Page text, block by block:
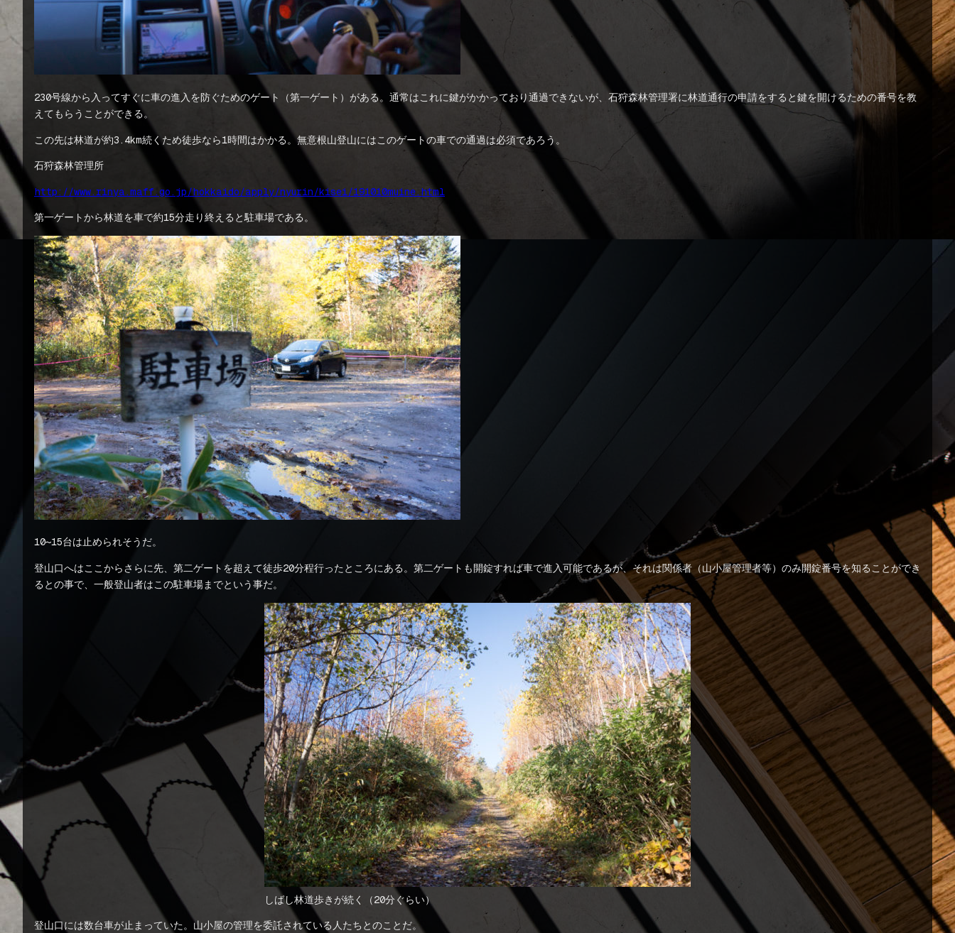
230号線から入ってすぐに車の進入を防ぐためのゲート（第一ゲート）がある。通常はこれに鍵がかかっており通過できないが、石狩森林管理署に林道通行の申請をすると鍵を開けるための番号を教
えてもらうことができる。
この先は林道が約3.4km続くため徒歩なら1時間はかかる。無意根山登山にはこのゲートの車での通過は必須であろう。
石狩森林管理所
http://www.rinya.maff.go.jp/hokkaido/apply/nyurin/kisei/191010muine.html
第一ゲートから林道を車で約15分走り終えると駐車場である。
10〜15台は止められそうだ。
登山口へはここからさらに先、第二ゲートを超えて徒歩20分程行ったところにある。第二ゲートも開錠すれば車で進入可能であるが、それは関係者（山小屋管理者等）のみ開錠番号を知ることができ
るとの事で、一般登山者はこの駐車場までという事だ。
しばし林道歩きが続く（20分ぐらい）
登山口には数台車が止まっていた。山小屋の管理を委託されている人たちとのことだ。